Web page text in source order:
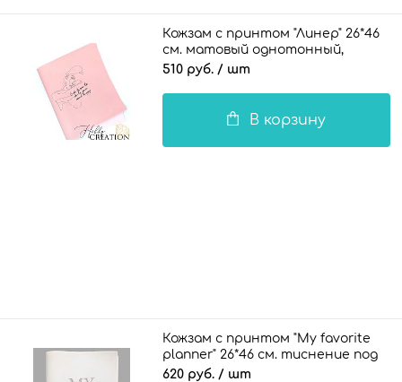
Кожзам с принтом "Линер" 26*46
см. матовый однотонный,
светло-розовый
510 руб. / шт
В корзину
Кожзам с принтом "My favorite
planner" 26*46 см. тиснение под
кожу II, белый
620 руб. / шт